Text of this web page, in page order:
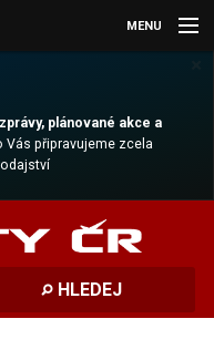
plánované akce a
Vás připravujeme zcela
MENU
HLEDEJ